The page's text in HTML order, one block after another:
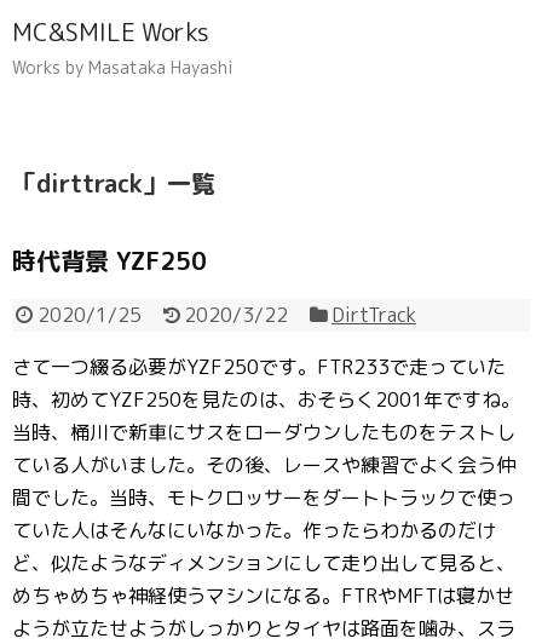
MC&SMILE Works
Works by Masataka Hayashi
「dirttrack 」 一覧
時代背景 YZF250
2020/1/25 2020/3/22
DirtTrack
さて一つ綴る必要がYZF250です。FTR233で走っていた
時、初めてYZF250を見たのは、おそらく2001年ですね。
当時、桶川で新車にサスをローダウンしたものをテストし
ている人がいました。その後、レースや練習でよく会う仲
間でした。当時、モトクロッサーをダートトラックで使っ
ていた人はそんなにいなかった。作ったらわかるのだけ
ど、似たようなディメンションにして走り出して見ると、
めちゃめちゃ神経使うマシンになる。FTRやMFTは寝かせ
ようが立たせようがしっかりとタイヤは路面を噛み、スラ